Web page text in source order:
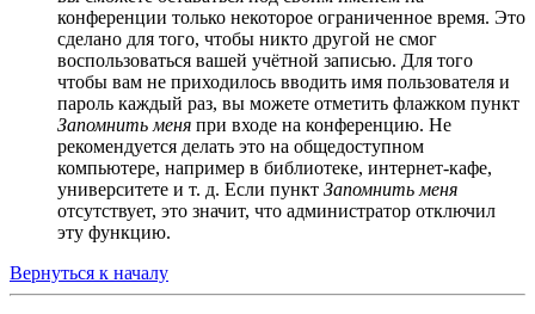
конференции только некоторое ограниченное время. Это
сделано для того, чтобы никто другой не смог
воспользоваться вашей учётной записью. Для того
чтобы вам не приходилось вводить имя пользователя и
пароль каждый раз, вы можете отметить флажком пункт
Запомнить меня при входе на конференцию. Не
рекомендуется делать это на общедоступном
компьютере, например в библиотеке, интернет-кафе,
университете и т. д. Если пункт Запомнить меня
отсутствует, это значит, что администратор отключил
эту функцию.
Вернуться к началу